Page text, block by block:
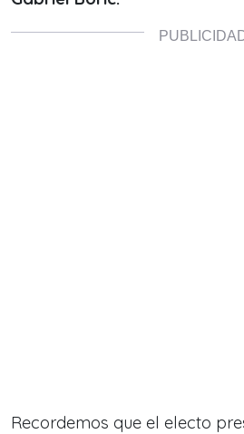
Recordemos que el electo